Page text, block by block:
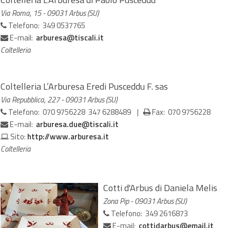
Via Roma, 15 - 09031 Arbus (SU)
Telefono: 349 0537765
E-mail: arburesa@tiscali.it
Coltelleria
Coltelleria L’Arburesa Eredi Pusceddu F. sas
Via Repubblica, 227 - 09031 Arbus (SU)
Telefono: 070 9756228 347 6288489 |
Fax: 070 9756228
E-mail: arburesa.due@tiscali.it
Sito: http://www.arburesa.it
Coltelleria
Cotti d'Arbus di Daniela Melis
Zona Pip - 09031 Arbus (SU)
Telefono: 349 2616873